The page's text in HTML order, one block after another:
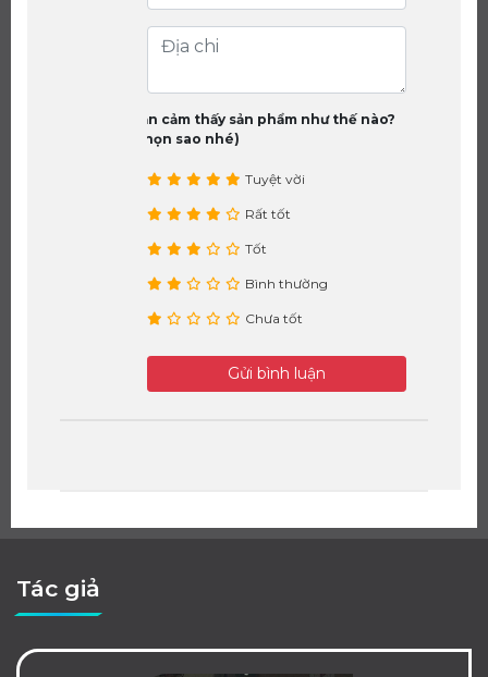
Bạn cảm thấy sản phẩm như thế nào?
(chọn sao nhé)
Tuyệt vời
Rất tốt
Tốt
Bình thường
Chưa tốt
Gửi bình luận
Tác giả